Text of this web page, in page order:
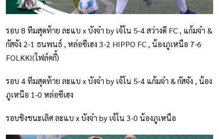
รอบ 8 ทีมสุดท้าย ละแบ x บังจ๋า by เจ้โน 5-4 สว่างดี FC , แก้มจ๋า &
กัสจัง 2-1 ธนพนธ์ , หล่อซีเฮง 3-2 HIPPO FC , น้องภูเหนือ 7-6
FOLKKI(โฟล์คกี้)
รอบ 4 ทีมสุดท้าย ละแบ x บังจ๋า by เจ้โน 5-4 แก้มจ๋า & กัสจัง , น้อง
ภูเหนือ 1-0 หล่อซีเฮง
รอบชิงชนะเลิศ ละแบ x บังจ๋า by เจ้โน 3-0 น้องภูเหนือ